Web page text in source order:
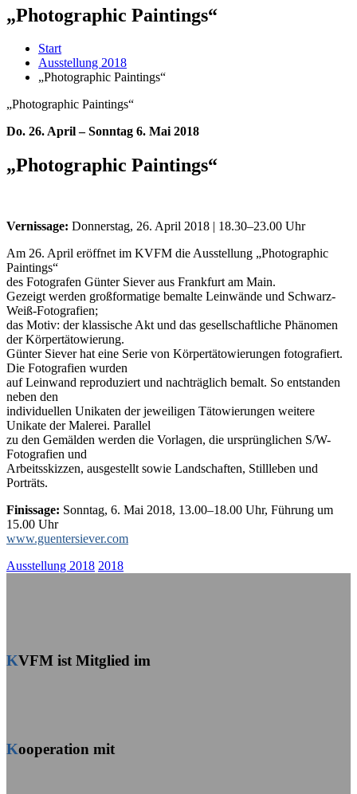
„Photographic Paintings“
Start
Ausstellung 2018
„Photographic Paintings“
„Photographic Paintings“
Do. 26. April – Sonntag 6. Mai 2018
„Photographic Paintings“
Vernissage: Donnerstag, 26. April 2018 | 18.30–23.00 Uhr
Am 26. April eröffnet im KVFM die Ausstellung „Photographic
Paintings“
des Fotografen Günter Siever aus Frankfurt am Main.
Gezeigt werden großformatige bemalte Leinwände und Schwarz-
Weiß-Fotografien;
das Motiv: der klassische Akt und das gesellschaftliche Phänomen
der Körpertätowierung.
Günter Siever hat eine Serie von Körpertätowierungen fotografiert.
Die Fotografien wurden
auf Leinwand reproduziert und nachträglich bemalt. So entstanden
neben den
individuellen Unikaten der jeweiligen Tätowierungen weitere
Unikate der Malerei. Parallel
zu den Gemälden werden die Vorlagen, die ursprünglichen S/W-
Fotografien und
Arbeitsskizzen, ausgestellt sowie Landschaften, Stillleben und
Porträts.
Finissage: Sonntag, 6. Mai 2018, 13.00–18.00 Uhr, Führung um
15.00 Uhr
www.guentersiever.com
Ausstellung 2018 2018
KVFM ist Mitglied im
Kooperation mit